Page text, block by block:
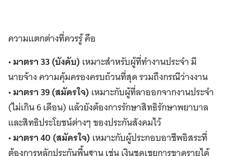
ความแตกต่างที่ควรรู้ คือ
• มาตรา 33 (บังคับ)เหมาะสำหรับผู้ที่ทำงานประจำ มี
นายจ้าง ความคุ้มครองครบถ้วนที่สุด รวมถึงกรณีว่างงาน
• มาตรา 39 (สมัครใจ)เหมาะกับผู้ที่ลาออกจากงานประจำ
(ไม่เกิน 6 เดือน) แล้วยังต้องการรักษาสิทธิรักษาพยาบาล
และสิทธิประโยชน์ต่างๆ ของประกันสังคมไว้
• มาตรา 40 (สมัครใจ)เหมาะกับผู้ประกอบอาชีพอิสระที่
ต้องการหลักประกันพื้นฐาน เช่น เงินชดเชยการขาดรายได้